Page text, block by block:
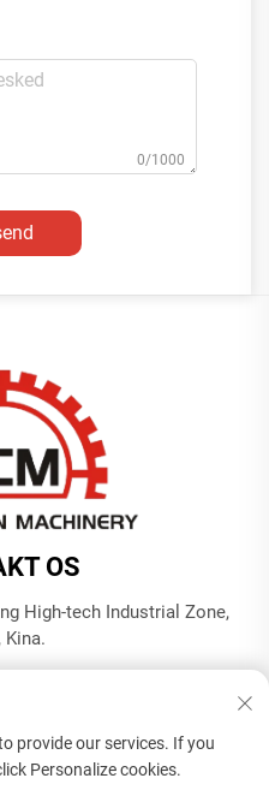
0/1000
OS
High-tech Industrial Zone,
Kina.
provide our services. If you
Personalize cookies.